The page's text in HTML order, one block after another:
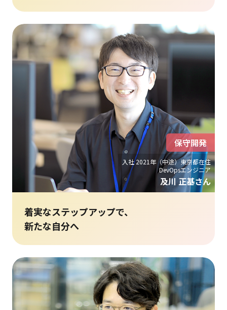
入社 2021年（中途）東京都在住
DevOpsエンジニア
及川 正基さん
保守開発
着実なステップアップで、
新たな自分へ